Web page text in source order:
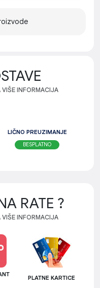
INFORMACIJA
LIČNO PREUZIMANJE
BESPLATNO
RATE ?
INFORMACIJA
PLATNE KARTICE